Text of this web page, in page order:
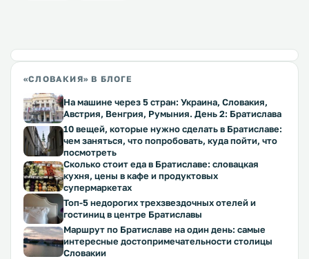
«СЛОВАКИЯ» В БЛОГЕ
На машине через 5 стран: Украина, Словакия,
Австрия, Венгрия, Румыния. День 2: Братислава
10 вещей, которые нужно сделать в Братиславе:
чем заняться, что попробовать, куда пойти, что
посмотреть
Сколько стоит еда в Братиславе: словацкая
кухня, цены в кафе и продуктовых
супермаркетах
Топ-5 недорогих трехзвездочных отелей и
гостиниц в центре Братиславы
Маршрут по Братиславе на один день: самые
интересные достопримечательности столицы
Словакии